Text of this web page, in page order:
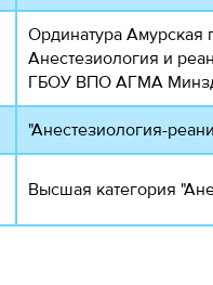
Ординатура Амурская
Анестезиология и
ГБОУ ВПО АГМА
"Анестезиология-
Высшая категория